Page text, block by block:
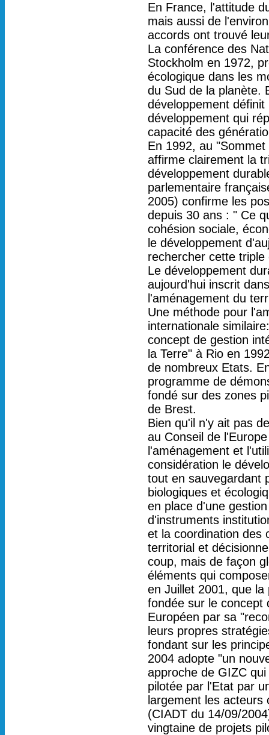
En France, l'attitude
mais aussi de
accords ont trouvé
La conférence des
Stockholm en 1972,
écologique dans les
du Sud de la planète.
développement
développement qui
capacité des
En 1992, au
affirme clairement la
développement
parlementaire
2005) confirme les
depuis 30 ans : " Ce
cohésion sociale,
le développement
rechercher cette triple
Le développement
aujourd'hui inscrit
l'aménagement du
Une méthode pour
internationale
concept de gestion
la Terre" à Rio en
de nombreux Etats.
programme de
fondé sur des zones
de Brest.
Bien qu'il n'y ait pas
au Conseil de
l'aménagement et
considération le
tout en sauvegardant
biologiques et
en place d'une
d'instruments
et la coordination des
territorial et
coup, mais de façon
éléments qui
en Juillet 2001, que la
fondée sur le concept
Européen par sa
leurs propres
fondant sur les
2004 adopte "un
approche de GIZC
pilotée par l'Etat par
largement les
(CIADT du 14/09/
vingtaine de projets